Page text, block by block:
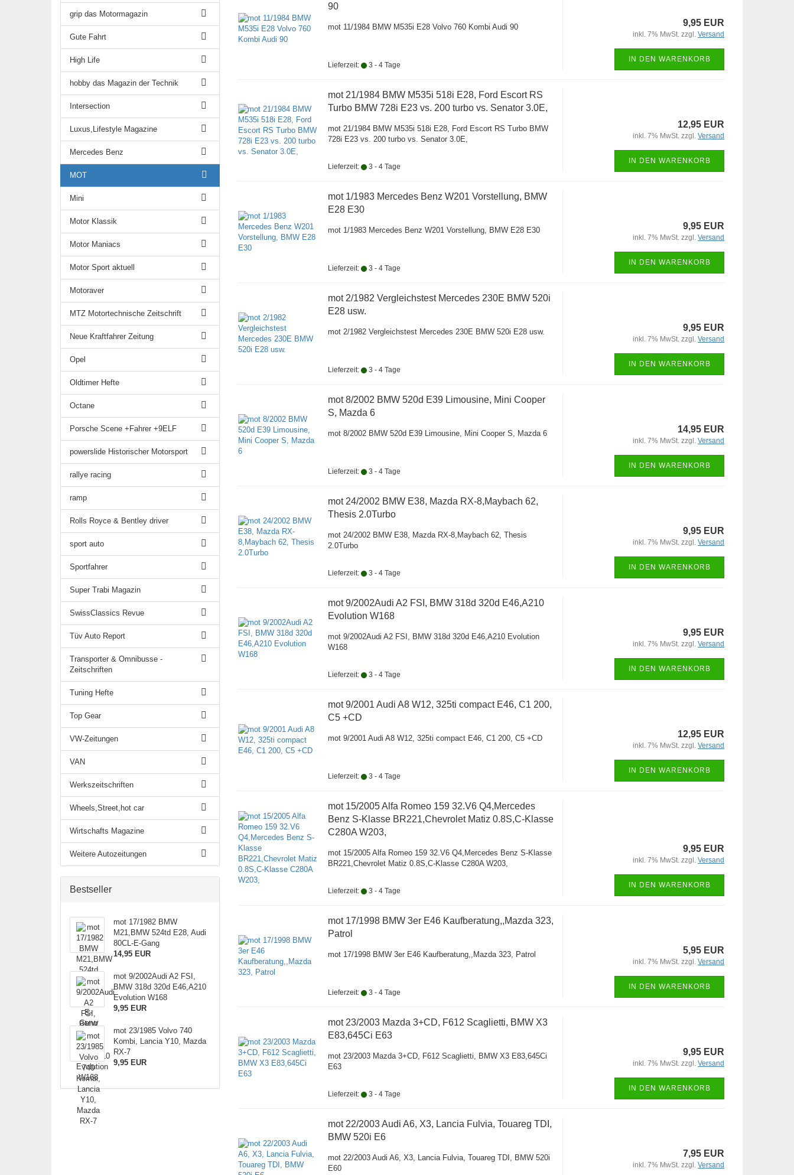
90
mot 11/1984 BMW M535i E28 Volvo 760 Kombi Audi 90
Lieferzeit: 3 - 4 Tage
9,95 EUR
inkl. 7% MwSt. zzgl. Versand
IN DEN WARENKORB
mot 21/1984 BMW M535i 518i E28, Ford Escort RS
Turbo BMW 728i E23 vs. 200 turbo vs. Senator 3.0E,
mot 21/1984 BMW M535i 518i E28, Ford Escort RS Turbo BMW
728i E23 vs. 200 turbo vs. Senator 3.0E,
Lieferzeit: 3 - 4 Tage
12,95 EUR
inkl. 7% MwSt. zzgl. Versand
IN DEN WARENKORB
mot 1/1983 Mercedes Benz W201 Vorstellung, BMW
E28 E30
mot 1/1983 Mercedes Benz W201 Vorstellung, BMW E28 E30
Lieferzeit: 3 - 4 Tage
9,95 EUR
inkl. 7% MwSt. zzgl. Versand
IN DEN WARENKORB
mot 2/1982 Vergleichstest Mercedes 230E BMW 520i
E28 usw.
mot 2/1982 Vergleichstest Mercedes 230E BMW 520i E28 usw.
Lieferzeit: 3 - 4 Tage
9,95 EUR
inkl. 7% MwSt. zzgl. Versand
IN DEN WARENKORB
mot 8/2002 BMW 520d E39 Limousine, Mini Cooper
S, Mazda 6
mot 8/2002 BMW 520d E39 Limousine, Mini Cooper S, Mazda 6
Lieferzeit: 3 - 4 Tage
14,95 EUR
inkl. 7% MwSt. zzgl. Versand
IN DEN WARENKORB
mot 24/2002 BMW E38, Mazda RX-8,Maybach 62,
Thesis 2.0Turbo
mot 24/2002 BMW E38, Mazda RX-8,Maybach 62, Thesis
2.0Turbo
Lieferzeit: 3 - 4 Tage
9,95 EUR
inkl. 7% MwSt. zzgl. Versand
IN DEN WARENKORB
mot 9/2002Audi A2 FSI, BMW 318d 320d E46,A210
Evolution W168
mot 9/2002Audi A2 FSI, BMW 318d 320d E46,A210 Evolution
W168
Lieferzeit: 3 - 4 Tage
9,95 EUR
inkl. 7% MwSt. zzgl. Versand
IN DEN WARENKORB
mot 9/2001 Audi A8 W12, 325ti compact E46, C1 200,
C5 +CD
mot 9/2001 Audi A8 W12, 325ti compact E46, C1 200, C5 +CD
Lieferzeit: 3 - 4 Tage
12,95 EUR
inkl. 7% MwSt. zzgl. Versand
IN DEN WARENKORB
mot 15/2005 Alfa Romeo 159 32.V6 Q4,Mercedes
Benz S-Klasse BR221,Chevrolet Matiz 0.8S,C-Klasse
C280A W203,
mot 15/2005 Alfa Romeo 159 32.V6 Q4,Mercedes Benz S-Klasse
BR221,Chevrolet Matiz 0.8S,C-Klasse C280A W203,
Lieferzeit: 3 - 4 Tage
9,95 EUR
inkl. 7% MwSt. zzgl. Versand
IN DEN WARENKORB
mot 17/1998 BMW 3er E46 Kaufberatung,,Mazda 323,
Patrol
mot 17/1998 BMW 3er E46 Kaufberatung,,Mazda 323, Patrol
Lieferzeit: 3 - 4 Tage
5,95 EUR
inkl. 7% MwSt. zzgl. Versand
IN DEN WARENKORB
mot 23/2003 Mazda 3+CD, F612 Scaglietti, BMW X3
E83,645Ci E63
mot 23/2003 Mazda 3+CD, F612 Scaglietti, BMW X3 E83,645Ci
E63
Lieferzeit: 3 - 4 Tage
9,95 EUR
inkl. 7% MwSt. zzgl. Versand
IN DEN WARENKORB
mot 22/2003 Audi A6, X3, Lancia Fulvia, Touareg TDI,
BMW 520i E6
mot 22/2003 Audi A6, X3, Lancia Fulvia, Touareg TDI, BMW 520i
E60
7,95 EUR
inkl. 7% MwSt. zzgl. Versand
grip das Motormagazin
Gute Fahrt
High Life
hobby das Magazin der Technik
Intersection
Luxus,Lifestyle Magazine
Mercedes Benz
MOT
Mini
Motor Klassik
Motor Maniacs
Motor Sport aktuell
Motoraver
MTZ Motortechnische Zeitschrift
Neue Kraftfahrer Zeitung
Opel
Oldtimer Hefte
Octane
Porsche Scene +Fahrer +9ELF
powerslide Historischer Motorsport
rallye racing
ramp
Rolls Royce & Bentley driver
sport auto
Sportfahrer
Super Trabi Magazin
SwissClassics Revue
Tüv Auto Report
Transporter & Omnibusse -
Zeitschriften
Tuning Hefte
Top Gear
VW-Zeitungen
VAN
Werkszeitschriften
Wheels,Street,hot car
Wirtschafts Magazine
Weitere Autozeitungen
Bestseller
mot 17/1982 BMW
M21,BMW 524td E28, Audi
80CL-E-Gang
14,95 EUR
mot 9/2002Audi A2 FSI,
BMW 318d 320d E46,A210
Evolution W168
9,95 EUR
mot 23/1985 Volvo 740
Kombi, Lancia Y10, Mazda
RX-7
9,95 EUR